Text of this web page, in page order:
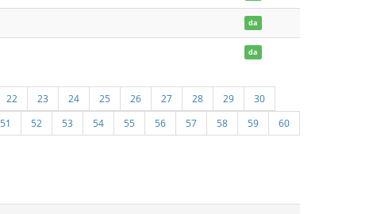
da
da
22 23 24 25 26 27 28 29
30
51 52 53 54 55 56 57 58 59
60